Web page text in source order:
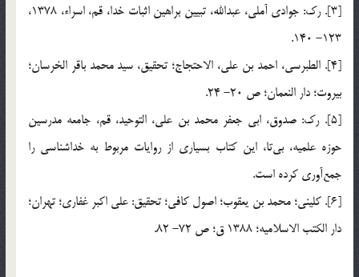
[3]. رك: جوادي آملي، عبدالله، تبيين براهين اثبات خدا، قم، اسراء، 1378،
123- 140.
[4]. الطبرسي، احمد بن علي، الاحتجاج؛ تحقيق، سيد محمد باقر الخرسان؛
بيروت؛ دار النعمان؛ ص 20- 24.
[5]. رك: صدوق، ابي جعفر محمد بن علي، التوحيد، قم، ‌جامعه مدرسين
حوزه علميه، بي‎تا، اين كتاب بسياري از روايات مربوط به خداشناسي را
جمع‌آوري كرده است.
[6]. كليني؛ محمد بن يعقوب؛ اصول كافي؛ تحقيق: علي اكبر غفاري؛ تهران؛
دار الكتب الاسلاميه؛ 1388 ق؛ ص 72- 82.